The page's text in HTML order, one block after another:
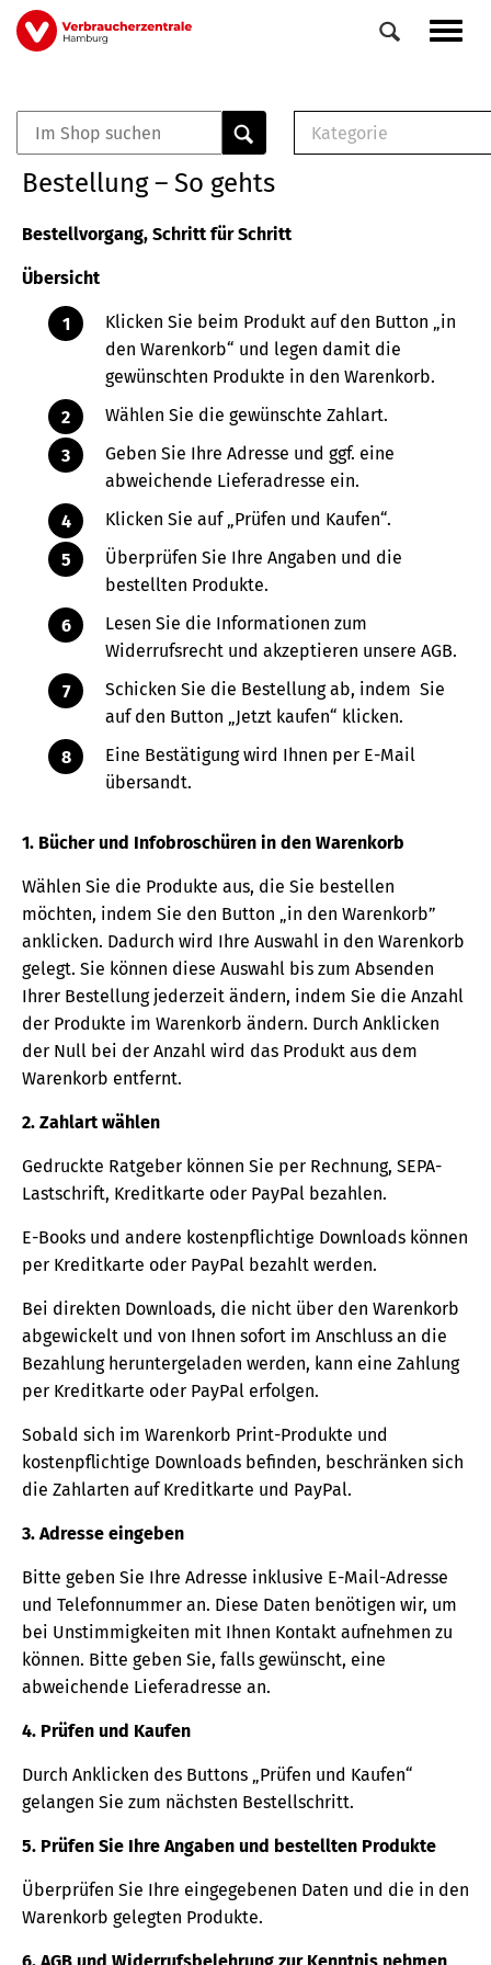
Direkt
zum
Veranstaltungen
0
Elemente
Kategorie
Buch
Bestellung – So gehts
Bestellvorgang, Schritt für Schritt
Übersicht
Klicken Sie beim Produkt auf den Button „in
den Warenkorb“ und legen damit die
gewünschten Produkte in den Warenkorb.
Wählen Sie die gewünschte Zahlart.
Geben Sie Ihre Adresse und ggf. eine
abweichende Lieferadresse ein.
Klicken Sie auf „Prüfen und Kaufen“.
Überprüfen Sie Ihre Angaben und die
bestellten Produkte.
Lesen Sie die Informationen zum
Widerrufsrecht und akzeptieren unsere AGB.
Schicken Sie die Bestellung ab, indem Sie
auf den Button „Jetzt kaufen“ klicken.
Eine Bestätigung wird Ihnen per E-Mail
übersandt.
1. Bücher und Infobroschüren in den Warenkorb
Wählen Sie die Produkte aus, die Sie bestellen
möchten, indem Sie den Button „in den Warenkorb”
anklicken. Dadurch wird Ihre Auswahl in den Warenkorb
gelegt. Sie können diese Auswahl bis zum Absenden
Ihrer Bestellung jederzeit ändern, indem Sie die Anzahl
der Produkte im Warenkorb ändern. Durch Anklicken
der Null bei der Anzahl wird das Produkt aus dem
Warenkorb entfernt.
2. Zahlart wählen
Gedruckte Ratgeber können Sie per Rechnung, SEPA-
Lastschrift, Kreditkarte oder PayPal bezahlen.
E-Books und andere kostenpflichtige Downloads können
per Kreditkarte oder PayPal bezahlt werden.
Bei direkten Downloads, die nicht über den Warenkorb
abgewickelt und von Ihnen sofort im Anschluss an die
Bezahlung heruntergeladen werden, kann eine Zahlung
per Kreditkarte oder PayPal erfolgen.
Sobald sich im Warenkorb Print-Produkte und
kostenpflichtige Downloads befinden, beschränken sich
die Zahlarten auf Kreditkarte und PayPal.
3. Adresse eingeben
Bitte geben Sie Ihre Adresse inklusive E-Mail-Adresse
und Telefonnummer an. Diese Daten benötigen wir, um
bei Unstimmigkeiten mit Ihnen Kontakt aufnehmen zu
können. Bitte geben Sie, falls gewünscht, eine
abweichende Lieferadresse an.
4. Prüfen und Kaufen
Durch Anklicken des Buttons „Prüfen und Kaufen“
gelangen Sie zum nächsten Bestellschritt.
5. Prüfen Sie Ihre Angaben und bestellten Produkte
Überprüfen Sie Ihre eingegebenen Daten und die in den
Warenkorb gelegten Produkte.